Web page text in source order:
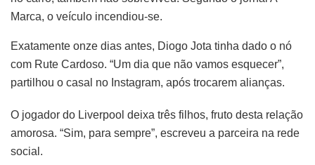
Marca, o veículo incendiou-se.
Exatamente onze dias antes, Diogo Jota tinha dado o nó
com Rute Cardoso. “Um dia que não vamos esquecer”,
partilhou o casal no Instagram, após trocarem alianças.
O jogador do Liverpool deixa três filhos, fruto desta relação
amorosa. “Sim, para sempre”, escreveu a parceira na rede
social.